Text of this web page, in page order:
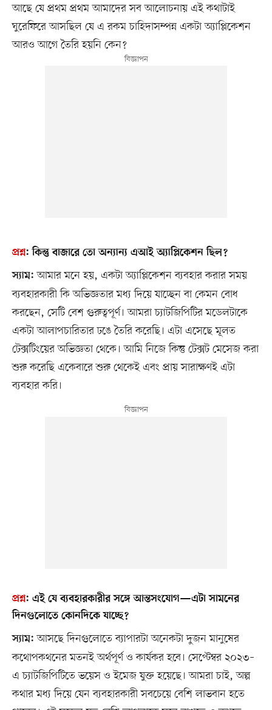
আছে যে প্রথম প্রথম আমাদের সব আলোচনায় এই কথাটাই
ঘুরেফিরে আসছিল যে এ রকম চাহিদাসম্পন্ন একটা অ্যাপ্লিকেশন
আরও আগে তৈরি হয়নি কেন?
প্রশ্ন:কিন্তু বাজারে তো অন্যান্য এআই অ্যাপ্লিকেশন ছিল?
স্যাম: আমার মনে হয়, একটা অ্যাপ্লিকেশন ব্যবহার করার সময়
ব্যবহারকারী কি অভিজ্ঞতার মধ্য দিয়ে যাচ্ছেন বা কেমন বোধ
করছেন, সেটি বেশ গুরুত্বপূর্ণ। আমরা চ্যাটজিপিটির মডেলটাকে
একটা আলাপচারিতার ঢঙে তৈরি করেছি। এটা এসেছে মূলত
টেক্সটিংয়ের অভিজ্ঞতা থেকে। আমি নিজে কিন্তু টেক্সট মেসেজ করা
শুরু করেছি একেবারে শুরু থেকেই এবং প্রায় সারাক্ষণই এটা
ব্যবহার করি।
প্রশ্ন: এই যে ব্যবহারকারীর সঙ্গে আন্তসংযোগ—এটা সামনের
দিনগুলোতে কোনদিকে যাচ্ছে?
স্যাম: আসছে দিনগুলোতে ব্যাপারটা অনেকটা দুজন মানুষের
কথোপকথনের মতনই অর্থপূর্ণ ও কার্যকর হবে। সেপ্টেম্বর ২০২৩–
এ চ্যাটজিপিটিতে ভয়েস ও ইমেজ যুক্ত হয়েছে। আমরা চাই, অল্প
কথার মধ্য দিয়ে যেন ব্যবহারকারী সবচেয়ে বেশি লাভবান হতে